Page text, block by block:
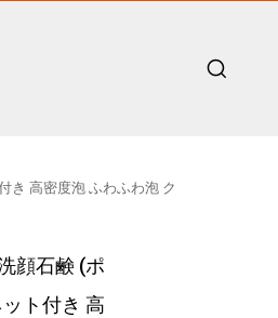
き 高密度泡 ふわふわ泡 ク
顔石鹸 (ポ
ト付き 高